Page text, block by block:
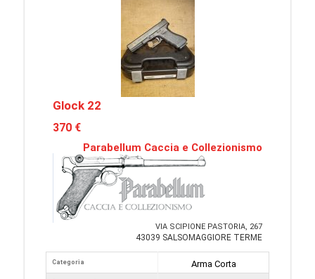
Glock 22
370 €
Parabellum Caccia e Collezionismo
VIA SCIPIONE PASTORIA, 267
43039 SALSOMAGGIORE TERME
Categoria
Arma Corta